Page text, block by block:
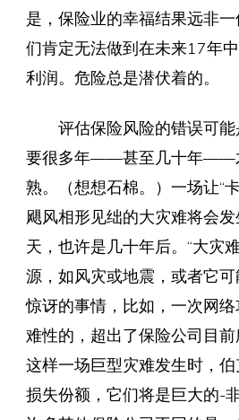
是，保险业的幸福结果远非
们肯定无法做到在未来17年
利润。危险总是潜伏着的。
评估保险风险的错误可能
要很多年——甚至几十年——
熟。（想想石棉。）一场让“
飓风相形见绌的大灾难将会
天，也许是几十年后。“大灾
源，如风灾或地震，或者它
惊讶的事情，比如，一次网
难性的，超出了保险公司目
这样一场巨型灾难发生时，
损失份额，它们将是巨大的-